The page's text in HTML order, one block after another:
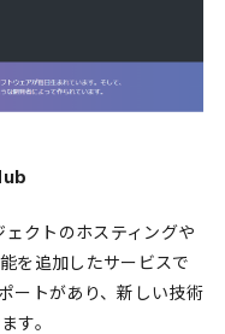
クトのホスティングや
を追加したサービスで
ートがあり、新しい技術
す。